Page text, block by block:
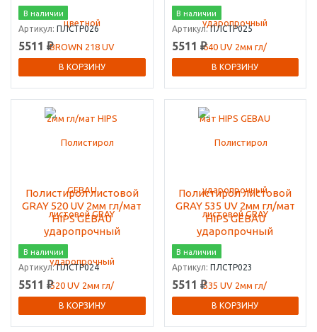
В наличии
Артикул: ПЛСТР026
5511 ₽
В КОРЗИНУ
В наличии
Артикул:ПЛСТР025
5511 ₽
В КОРЗИНУ
Полистирол листовой
GRAY 520 UV 2мм гл/мат
HIPS GEBAU
ударопрочный
В наличии
Артикул:ПЛСТР024
5511 ₽
В КОРЗИНУ
Полистирол листовой
GRAY 535 UV 2мм гл/мат
HIPS GEBAU
ударопрочный
В наличии
Артикул: ПЛСТР023
5511 ₽
В КОРЗИНУ